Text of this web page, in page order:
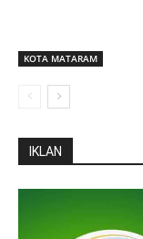
KOTA MATARAM
IKLAN